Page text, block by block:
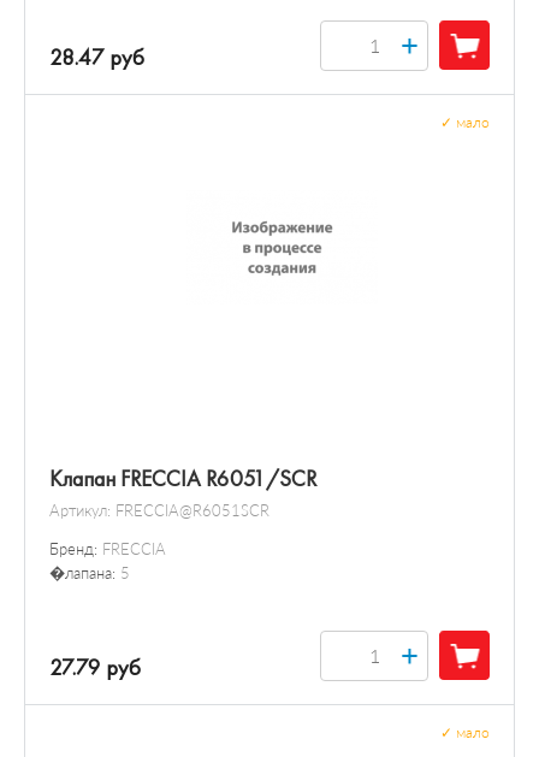
28.47 руб +
Клапан FRECCIA R6051/SCR
Артикул: FRECCIA@R6051SCR
Бренд: FRECCIA
�лапана: 5
мало
27.79 руб +
мало